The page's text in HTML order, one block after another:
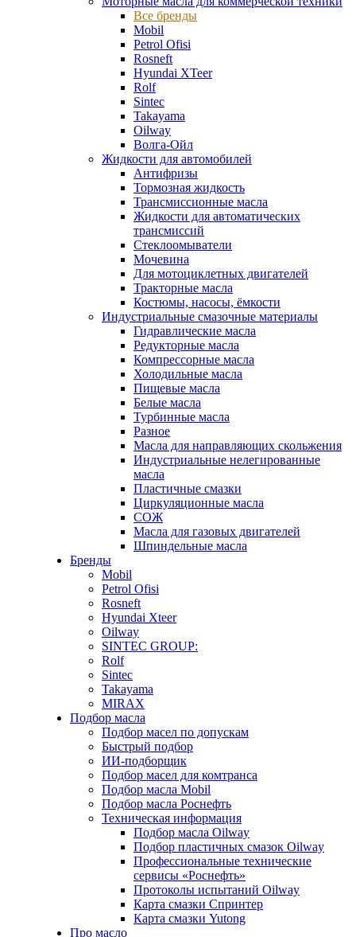
Все бренды
Mobil
Petrol Ofisi
Rosneft
Hyundai XTeer
Rolf
Sintec
Takayama
Oilway
Волга-Ойл
Жидкости для автомобилей
Антифризы
Тормозная жидкость
Трансмиссионные масла
Жидкости для автоматических
трансмиссий
Стеклоомыватели
Мочевина
Для мотоциклетных двигателей
Тракторные масла
Костюмы, насосы, ёмкости
Индустриальные смазочные материалы
Гидравлические масла
Редукторные масла
Компрессорные масла
Холодильные масла
Пищевые масла
Белые масла
Турбинные масла
Разное
Масла для направляющих скольжения
Индустриальные нелегированные
масла
Пластичные смазки
Циркуляционные масла
СОЖ
Масла для газовых двигателей
Шпиндельные масла
Бренды
Mobil
Petrol Ofisi
Rosneft
Hyundai Xteer
Oilway
SINTEC GROUP:
Rolf
Sintec
Takayama
MIRAX
Подбор масла
Подбор масел по допускам
Быстрый подбор
ИИ-подборщик
Подбор масел для комтранса
Подбор масла Mobil
Подбор масла Роснефть
Техническая информация
Подбор масла Oilway
Подбор пластичных смазок Oilway
Профессиональные технические
сервисы «Роснефть»
Протоколы испытаний Oilway
Карта смазки Спринтер
Карта смазки Yutong
Про масло